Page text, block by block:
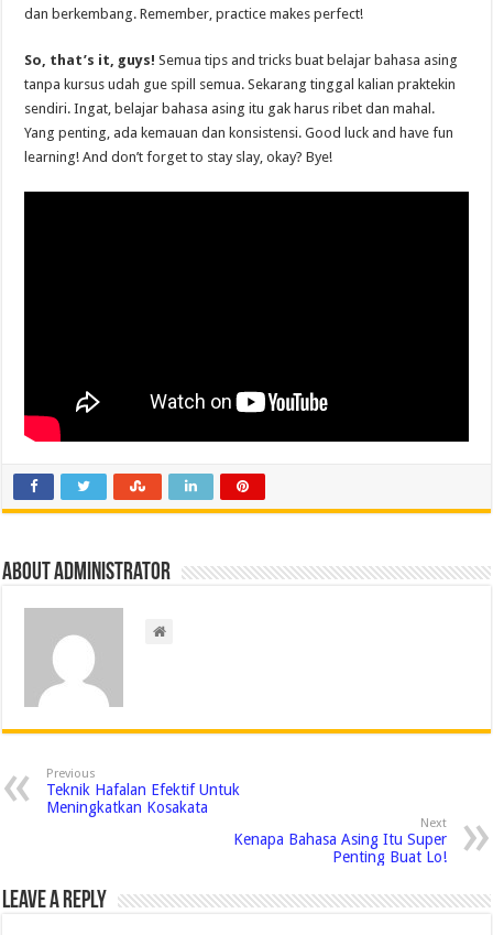
dan berkembang. Remember, practice makes perfect!
So, that’s it, guys! Semua tips and tricks buat belajar bahasa asing
tanpa kursus udah gue spill semua. Sekarang tinggal kalian praktekin
sendiri. Ingat, belajar bahasa asing itu gak harus ribet dan mahal.
Yang penting, ada kemauan dan konsistensi. Good luck and have fun
learning! And don’t forget to stay slay, okay? Bye!
About administrator
Previous
Teknik Hafalan Efektif Untuk
Meningkatkan Kosakata
Next
Kenapa Bahasa Asing Itu Super
Penting Buat Lo!
Leave a Reply